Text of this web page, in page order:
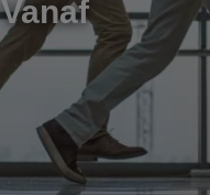
Vanaf